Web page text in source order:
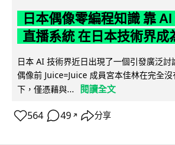
日本偶像零編程知識 靠
直播系統 在日本技術界成
日本 AI 技術界近日出現了一個引發廣泛
偶像前 Juice=Juice 成員宮本佳林在完全
下，僅憑藉與...
閱讀全文
564 49 ↗ 分享